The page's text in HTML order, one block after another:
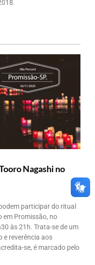
Nagashi no
participar do ritual
em Promissão, no
às 21h. Trata-se de um
e reverência aos
se, é marcado pelo